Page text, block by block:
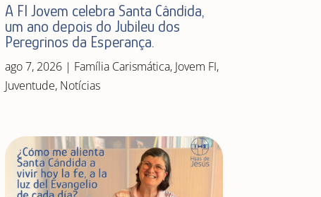
A FI Jovem celebra Santa Cândida,
um ano depois do Jubileu dos
Peregrinos da Esperança.
ago 7, 2026| Família Carismática, Jovem FI,
Juventude, Notícias